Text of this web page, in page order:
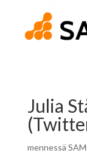
Julia
mennessä